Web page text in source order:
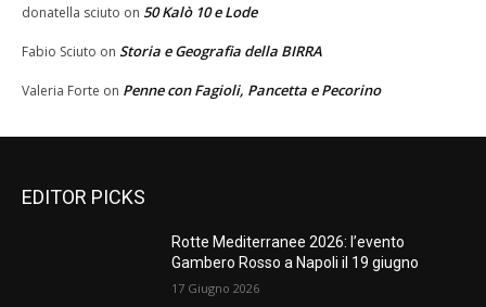
donatella sciuto on 50 Kalò 10 e Lode
Fabio Sciuto on Storia e Geografia della BIRRA
Valeria Forte on Penne con Fagioli, Pancetta e Pecorino
EDITOR PICKS
Rotte Mediterranee 2026: l’evento
Gambero Rosso a Napoli il 19 giugno
17 Giugno 2026